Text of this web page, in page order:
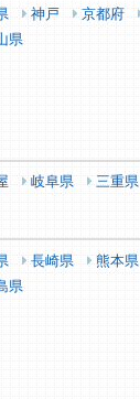
神戸 京都府
県
岐阜県 三重県
長崎県 熊本県
県